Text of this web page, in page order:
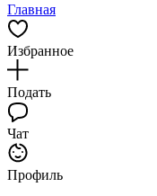
Главная
Избранное
Подать
Чат
Профиль